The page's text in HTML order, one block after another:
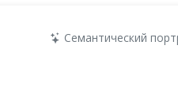
Семантический